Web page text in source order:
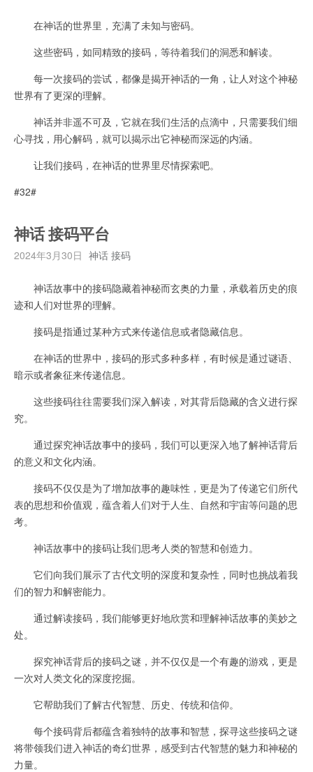
在神话的世界里，充满了未知与密码。
这些密码，如同精致的接码，等待着我们的洞悉和解读。
每一次接码的尝试，都像是揭开神话的一角，让人对这个神秘
世界有了更深的理解。
神话并非遥不可及，它就在我们生活的点滴中，只需要我们细
心寻找，用心解码，就可以揭示出它神秘而深远的内涵。
让我们接码，在神话的世界里尽情探索吧。
#32#
神话 接码平台
2024年3月30日 神话 接码
神话故事中的接码隐藏着神秘而玄奥的力量，承载着历史的痕
迹和人们对世界的理解。
接码是指通过某种方式来传递信息或者隐藏信息。
在神话的世界中，接码的形式多种多样，有时候是通过谜语、
暗示或者象征来传递信息。
这些接码往往需要我们深入解读，对其背后隐藏的含义进行探
究。
通过探究神话故事中的接码，我们可以更深入地了解神话背后
的意义和文化内涵。
接码不仅仅是为了增加故事的趣味性，更是为了传递它们所代
表的思想和价值观，蕴含着人们对于人生、自然和宇宙等问题的思
考。
神话故事中的接码让我们思考人类的智慧和创造力。
它们向我们展示了古代文明的深度和复杂性，同时也挑战着我
们的智力和解密能力。
通过解读接码，我们能够更好地欣赏和理解神话故事的美妙之
处。
探究神话背后的接码之谜，并不仅仅是一个有趣的游戏，更是
一次对人类文化的深度挖掘。
它帮助我们了解古代智慧、历史、传统和信仰。
每个接码背后都蕴含着独特的故事和智慧，探寻这些接码之谜
将带领我们进入神话的奇幻世界，感受到古代智慧的魅力和神秘的
力量。